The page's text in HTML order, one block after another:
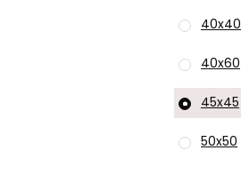
40x40
40x60
45x45
50x50